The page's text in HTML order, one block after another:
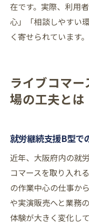
在です。実際、利用
心」「相談しやすい
く寄せられています。
ライブコマ
場の工夫とは
就労継続支援B型で
近年、大阪府内の就
コマースを取り入れ
の作業中心の仕事か
や実演販売へと業務
体験が大きく変化して